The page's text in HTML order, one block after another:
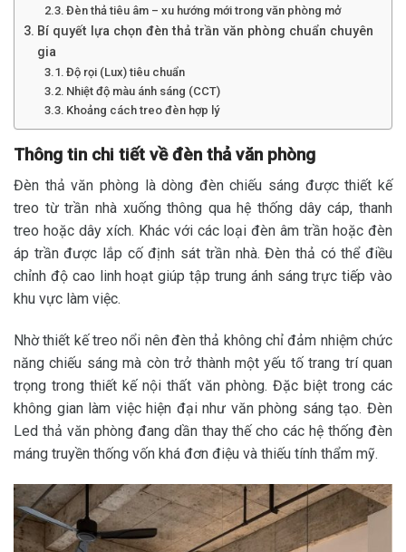
Đèn thả tiêu âm – xu hướng mới trong văn phòng mở
Bí quyết lựa chọn đèn thả trần văn phòng chuẩn chuyên
gia
Độ rọi (Lux) tiêu chuẩn
Nhiệt độ màu ánh sáng (CCT)
Khoảng cách treo đèn hợp lý
Thông tin chi tiết về đèn thả văn phòng
Đèn thả văn phòng là dòng đèn chiếu sáng được thiết kế
treo từ trần nhà xuống thông qua hệ thống dây cáp, thanh
treo hoặc dây xích. Khác với các loại đèn âm trần hoặc đèn
áp trần được lắp cố định sát trần nhà. Đèn thả có thể điều
chỉnh độ cao linh hoạt giúp tập trung ánh sáng trực tiếp vào
khu vực làm việc.
Nhờ thiết kế treo nổi nên đèn thả không chỉ đảm nhiệm chức
năng chiếu sáng mà còn trở thành một yếu tố trang trí quan
trọng trong thiết kế nội thất văn phòng. Đặc biệt trong các
không gian làm việc hiện đại như văn phòng sáng tạo. Đèn
Led thả văn phòng đang dần thay thế cho các hệ thống đèn
máng truyền thống vốn khá đơn điệu và thiếu tính thẩm mỹ.